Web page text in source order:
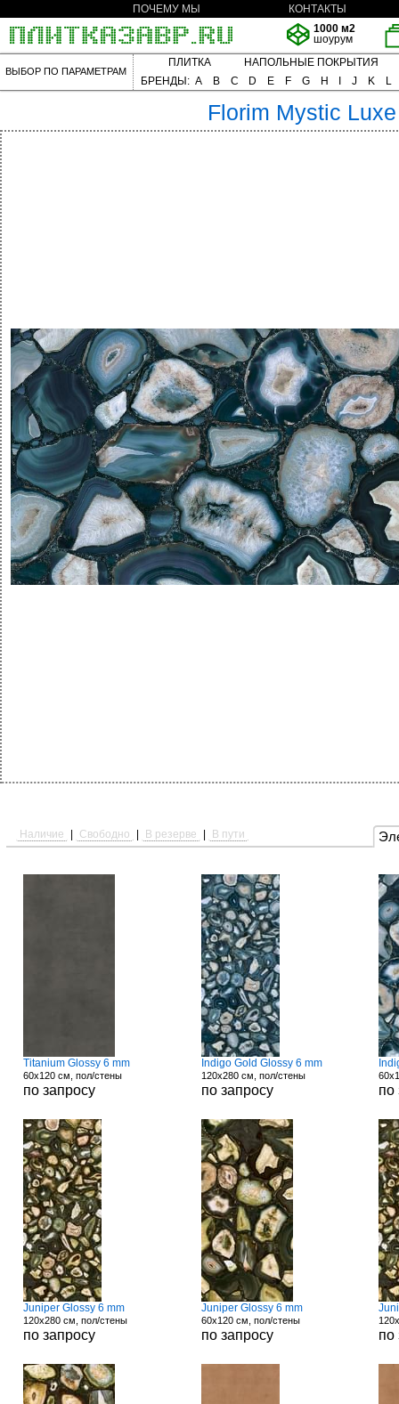
ПОЧЕМУ МЫ
КОНТАКТЫ
1000 м2
шоурум
ВЫБОР ПО ПАРАМЕТРАМ
ПЛИТКА
НАПОЛЬНЫЕ ПОКРЫТИЯ
БРЕНДЫ: A B C D E F G H J K L
Florim Mystic Luxe
Наличие Свободно В резерве В пути
Titanium Glossy 6 mm
60x120 см, пол/стены
по запросу
Indigo Gold Glossy 6 mm
120x280 см, пол/стены
по запросу по
Juniper Glossy 6 mm
120x280 см, пол/стены
по запросу
Juniper Glossy 6 mm
60x120 см, пол/стены
по запросу по